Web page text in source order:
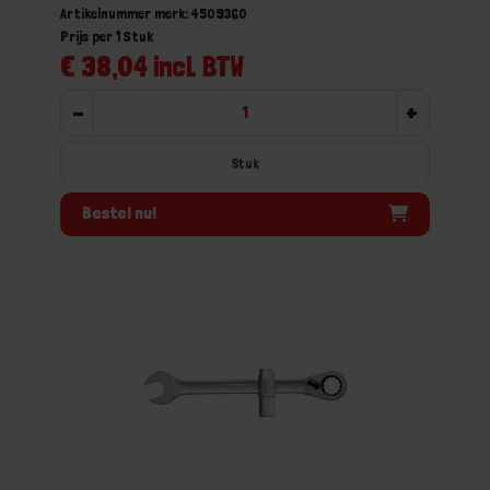
Artikelnummer merk: 4509360
€ 38,04 incl. BTW
Prijs per 1 Stuk
- +
Stuk
Bestel nu!